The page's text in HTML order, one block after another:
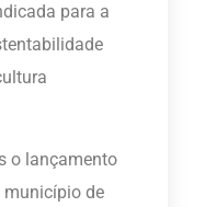
para a
o lançamento
município de